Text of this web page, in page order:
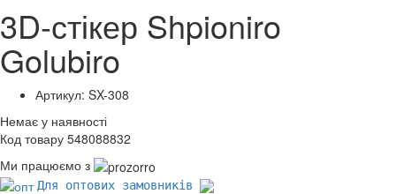
3D-стікер Shpioniro
Golubiro
Артикул: SX-308
Немає у наявності
Код товару 548088832
Ми працюємо з
Для оптових замовників